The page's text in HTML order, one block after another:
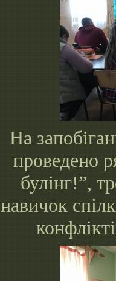
На
проведено
булінг!”,
навичок